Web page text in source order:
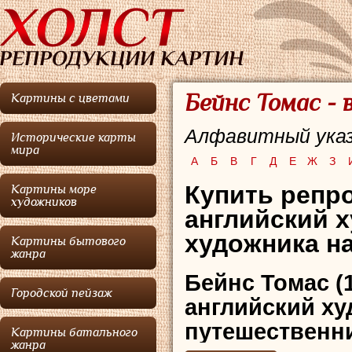
Картины с цветами
Исторические карты
мира
Картины море
художников
Картины бытового
жанра
Городской пейзаж
Картины батального
жанра
Бейнс Томас -
Алфавитный
А Б В Г Д Е Ж З
Купить
английский
художника
Бейнс Томас
английский